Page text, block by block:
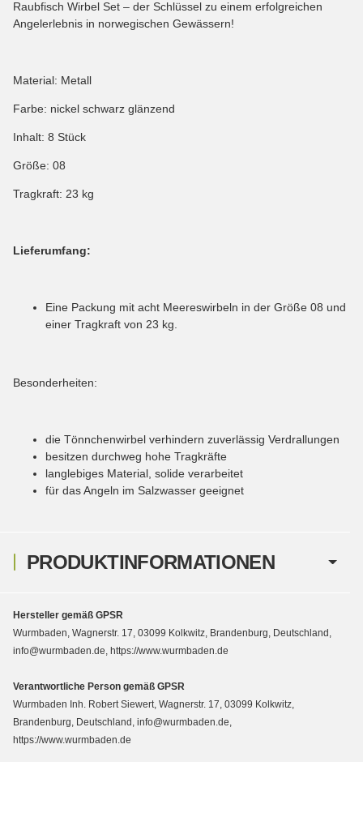
PRODUKTINFORMATIONEN
Raubfisch Wirbel Set – der Schlüssel zu einem erfolgreichen
Angelerlebnis in norwegischen Gewässern!
Material: Metall
Farbe: nickel schwarz glänzend
Inhalt: 8 Stück
Größe: 08
Tragkraft: 23 kg
Lieferumfang:
Eine Packung mit acht Meereswirbeln in der Größe 08 und
einer Tragkraft von 23 kg.
Besonderheiten:
die Tönnchenwirbel verhindern zuverlässig Verdrallungen
besitzen durchweg hohe Tragkräfte
langlebiges Material, solide verarbeitet
für das Angeln im Salzwasser geeignet
Hersteller gemäß GPSR
Wurmbaden, Wagnerstr. 17, 03099 Kolkwitz, Brandenburg, Deutschland,
info@wurmbaden.de, https://www.wurmbaden.de
Verantwortliche Person gemäß GPSR
Wurmbaden Inh. Robert Siewert, Wagnerstr. 17, 03099 Kolkwitz,
Brandenburg, Deutschland, info@wurmbaden.de,
https://www.wurmbaden.de